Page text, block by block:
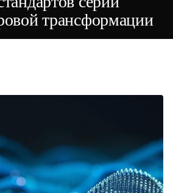
трансформации